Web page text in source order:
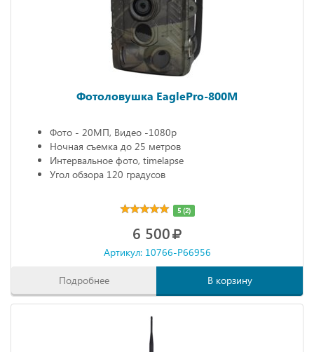
Фотоловушка EaglePro-800M
Фото - 20МП, Видео -1080р
Ночная съемка до 25 метров
Интервальное фото, timelapse
Угол обзора 120 градусов
5 (2)
6 500
Артикул: 10766-P66956
Подробнее В корзину